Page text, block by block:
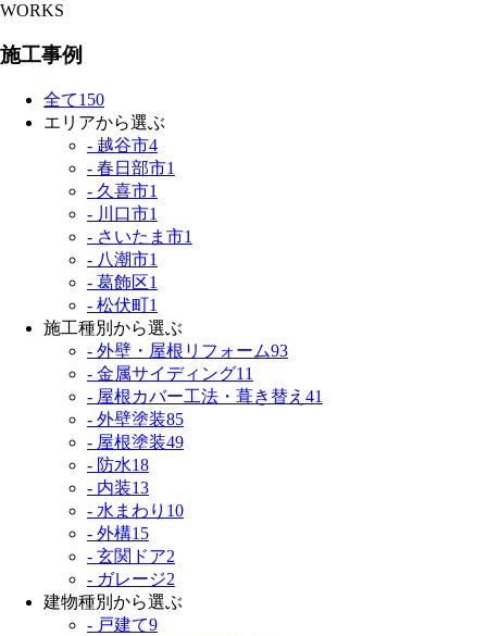
WORKS
施工事例
全て150
エリアから選ぶ
- 越谷市4
- 春日部市1
- 久喜市1
- 川口市1
- さいたま市1
- 八潮市1
- 葛飾区1
- 松伏町1
施工種別から選ぶ
- 外壁・屋根リフォーム93
- 金属サイディング11
- 屋根カバー工法・葺き替え 41
- 外壁塗装85
- 屋根塗装49
- 防水18
- 内装13
- 水まわり 10
- 外構15
- 玄関ドア2
- ガレージ2
建物種別から選ぶ
- 戸建て9